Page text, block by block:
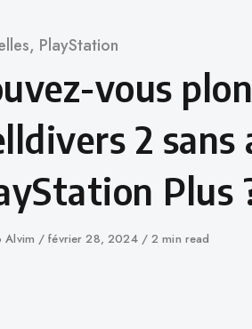
, PlayStation
vous
2
Plus
Alvim
Publié
février 28, 2024 2 min read